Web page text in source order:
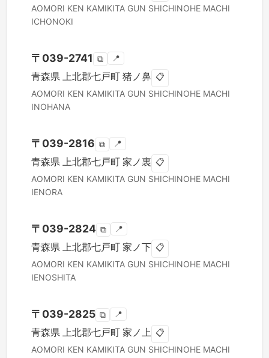
AOMORI KEN KAMIKITA GUN SHICHINOHE MACHI
ICHONOKI
〒 039-2741 ⧉ 📍
青森県 上北郡七戸町 猪ノ鼻 📋
AOMORI KEN KAMIKITA GUN SHICHINOHE MACHI
INOHANA
〒 039-2816 ⧉ 📍
青森県 上北郡七戸町 家ノ裏 📋
AOMORI KEN KAMIKITA GUN SHICHINOHE MACHI
IENORA
〒 039-2824 ⧉ 📍
青森県 上北郡七戸町 家ノ下 📋
AOMORI KEN KAMIKITA GUN SHICHINOHE MACHI
IENOSHITA
〒 039-2825 ⧉ 📍
青森県 上北郡七戸町 家ノ上 📋
AOMORI KEN KAMIKITA GUN SHICHINOHE MACHI